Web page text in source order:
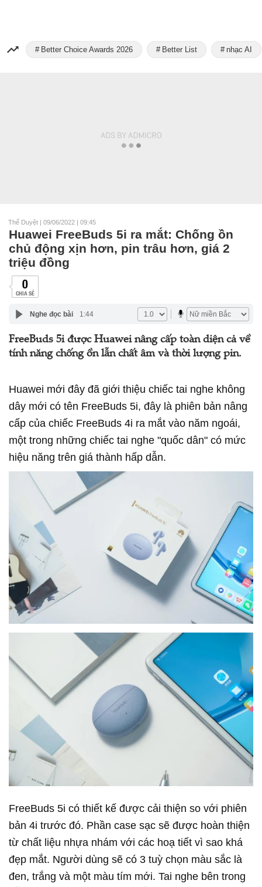
Better Choice Awards 2026 Better List nhạc AI
Thế Duyệt | 09/06/2022 | 09:45
Huawei FreeBuds 5i ra mắt: Chống ồn
chủ động xịn hơn, pin trâu hơn, giá 2
triệu đồng
0
CHIA SẺ
Nghe đọc bài 1:44
FreeBuds 5i được Huawei nâng cấp toàn diện cả về
tính năng chống ồn lẫn chất âm và thời lượng pin.
Huawei mới đây đã giới thiệu chiếc tai nghe không
dây mới có tên FreeBuds 5i, đây là phiên bản nâng
cấp của chiếc FreeBuds 4i ra mắt vào năm ngoái,
một trong những chiếc tai nghe "quốc dân" có mức
hiệu năng trên giá thành hấp dẫn.
FreeBuds 5i có thiết kế được cải thiện so với phiên
bản 4i trước đó. Phần case sạc sẽ được hoàn thiện
từ chất liệu nhựa nhám với các hoạ tiết vì sao khá
đẹp mắt. Người dùng sẽ có 3 tuỳ chọn màu sắc là
đen, trắng và một màu tím mới. Tai nghe bên trong